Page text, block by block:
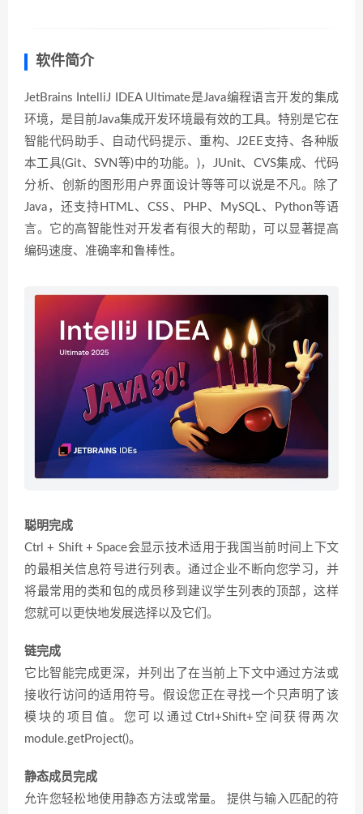
软件简介
JetBrains IntelliJ IDEA Ultimate是Java编程语言开发的集成
环境，是目前Java集成开发环境最有效的工具。特别是它在
智能代码助手、自动代码提示、重构、J2EE支持、各种版
本工具(Git、SVN等)中的功能。)，JUnit、CVS集成、代码
分析、创新的图形用户界面设计等等可以说是不凡。除了
Java，还支持HTML、CSS、PHP、MySQL、Python等语
言。它的高智能性对开发者有很大的帮助，可以显著提高
编码速度、准确率和鲁棒性。
聪明完成
Ctrl + Shift + Space会显示技术适用于我国当前时间上下文
的最相关信息符号进行列表。通过企业不断向您学习，并
将最常用的类和包的成员移到建议学生列表的顶部，这样
您就可以更快地发展选择以及它们。
链完成
它比智能完成更深，并列出了在当前上下文中通过方法或
接收行访问的适用符号。假设您正在寻找一个只声明了该
模块的项目值。您可以通过Ctrl+Shift+空间获得两次
module.getProject()。
静态成员完成
允许您轻松地使用静态方法或常量。 提供与输入匹配的符